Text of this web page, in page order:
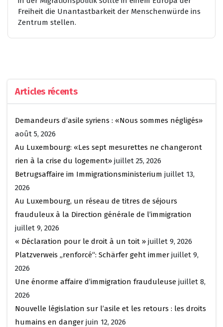
Freiheit die Unantastbarkeit der Menschenwürde ins
Zentrum stellen.
Articles récents
Demandeurs d’asile syriens : «Nous sommes négligés»
août 5, 2026
Au Luxembourg: «Les sept mesurettes ne changeront
rien à la crise du logement» juillet 25, 2026
Betrugsaffaire im Immigrationsministerium juillet 13,
2026
Au Luxembourg, un réseau de titres de séjours
frauduleux à la Direction générale de l’immigration
juillet 9, 2026
« Déclaration pour le droit à un toit » juillet 9, 2026
Platzverweis „renforcé“: Schärfer geht immer juillet 9,
2026
Une énorme affaire d’immigration frauduleuse juillet 8,
2026
Nouvelle législation sur l’asile et les retours : les droits
humains en danger juin 12, 2026